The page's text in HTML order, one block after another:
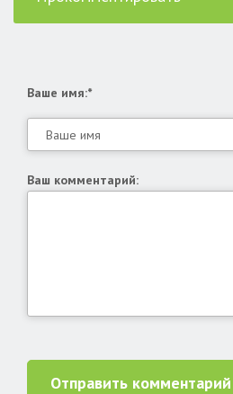
Ваше имя:*
Ваш комментарий:
Отправить комментарий